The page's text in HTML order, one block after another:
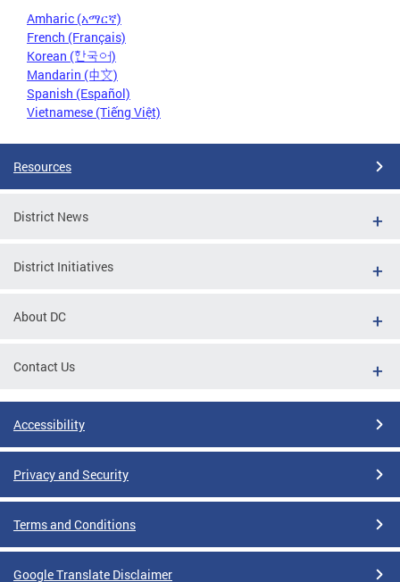
Amharic (አማርኛ)
French (Français)
Korean (한국어)
Mandarin (中文)
Spanish (Español)
Vietnamese (Tiếng Việt)
Resources
District News
District Initiatives
About DC
Contact Us
Accessibility
Privacy and Security
Terms and Conditions
Google Translate Disclaimer